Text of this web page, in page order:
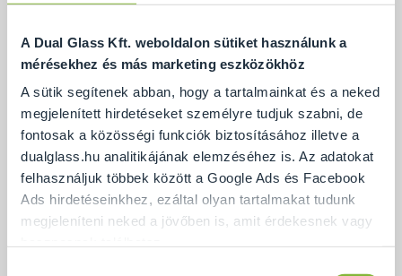
A Dual Glass Kft. weboldalon sütiket használunk a
mérésekhez és más marketing eszközökhöz
A sütik segítenek abban, hogy a tartalmainkat és a neked
megjelenített hirdetéseket személyre tudjuk szabni, de
fontosak a közösségi funkciók biztosításához illetve a
dualglass.hu analitikájának elemzéséhez is. Az adatokat
felhasználjuk többek között a Google Ads és Facebook
Ads hirdetéseinkhez, ezáltal olyan tartalmakat tudunk
megjeleníteni neked a jövőben is, amit érdekesnek vagy